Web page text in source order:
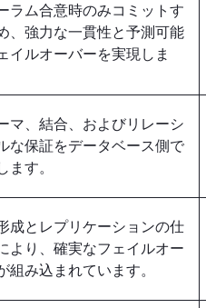
ラム合意時のみコミットす
、強力な一貫性と予測可能
イルオーバーを実現しま
マ、結合、およびリレーシ
な保証をデータベース側で
ます。
成とレプリケーションの仕
より、確実なフェイルオー
組み込まれています。